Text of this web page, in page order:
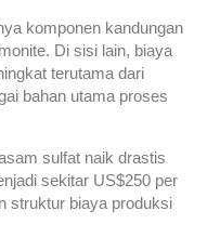
komponen kandungan
Di sisi lain, biaya
terutama dari
bahan utama proses
sulfat naik drastis
sekitar US$250 per
struktur biaya produksi